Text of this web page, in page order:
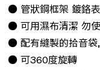
● 管狀鋼框架 鍍鉻
● 可用濕布清潔 勿
● 配有縫製的拾音袋
● 可360度旋轉